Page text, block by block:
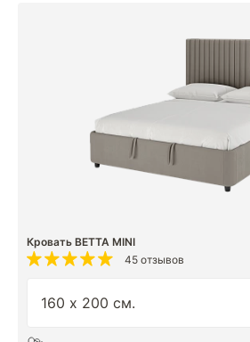
Кровать BETTA MINI
45 отзывов